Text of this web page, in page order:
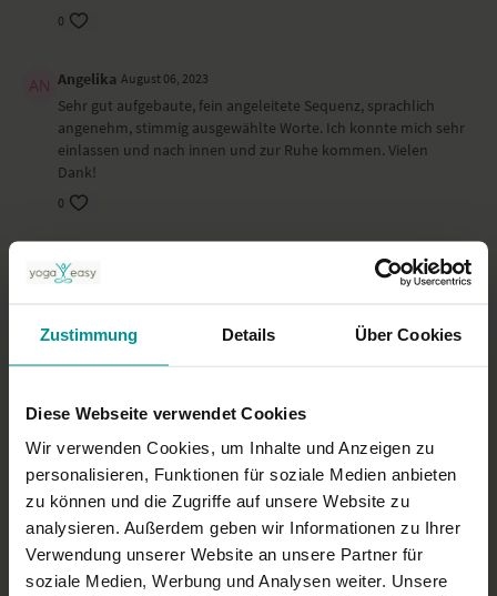
Zustimmung Details Über Cookies
Diese Webseite verwendet Cookies
Wir verwenden Cookies, um Inhalte und Anzeigen zu
personalisieren, Funktionen für soziale Medien anbieten
zu können und die Zugriffe auf unsere Website zu
analysieren. Außerdem geben wir Informationen zu Ihrer
Verwendung unserer Website an unsere Partner für
soziale Medien, Werbung und Analysen weiter. Unsere
0
Angelika August 06, 2023
Sehr gut aufgebaute, fein angeleitete Sequenz, sprachlich
angenehm, stimmig ausgewählte Worte. Ich konnte mich sehr
einlassen und nach innen und zur Ruhe kommen. Vielen
Dank!
0
Theresa
Tolle Sequenz. Danke
Wundervoll
Jeannette Januar 21, 2023
Hat mir gut gefallen und mich neu gefordert. Danke
0